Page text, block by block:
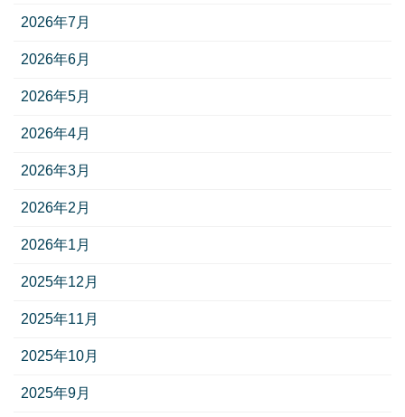
2026年7月
2026年6月
2026年5月
2026年4月
2026年3月
2026年2月
2026年1月
2025年12月
2025年11月
2025年10月
2025年9月